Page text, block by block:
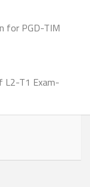
for PGD-TIM
L2-T1 Exam-